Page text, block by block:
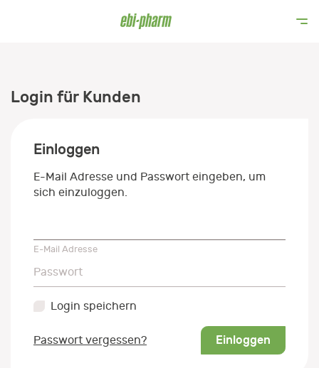
Login für Kunden
Einloggen
E-Mail Adresse und Passwort eingeben, um
sich einzuloggen.
E-Mail Adresse
Passwort
Passwort
Login speichern
Passwort vergessen? Einloggen